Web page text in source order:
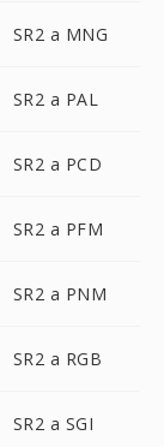
SR2 a MNG
SR2 a PAL
SR2 a PCD
SR2 a PFM
SR2 a PNM
SR2 a RGB
SR2 a SGI